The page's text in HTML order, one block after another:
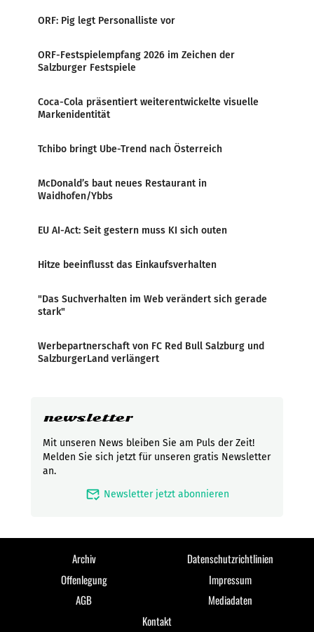
ORF: Pig legt Personalliste vor
ORF-Festspielempfang 2026 im Zeichen der
Salzburger Festspiele
Coca-Cola präsentiert weiterentwickelte visuelle
Markenidentität
Tchibo bringt Ube-Trend nach Österreich
McDonald’s baut neues Restaurant in
Waidhofen/Ybbs
EU AI-Act: Seit gestern muss KI sich outen
Hitze beeinflusst das Einkaufsverhalten
"Das Suchverhalten im Web verändert sich gerade
stark"
Werbepartnerschaft von FC Red Bull Salzburg und
SalzburgerLand verlängert
newsletter
Mit unseren News bleiben Sie am Puls der Zeit!
Melden Sie sich jetzt für unseren gratis Newsletter
an.
mark_email_read Newsletter jetzt abonnieren
Archiv
Datenschutzrichtlinien
Offenlegung
Impressum
AGB
Mediadaten
Kontakt